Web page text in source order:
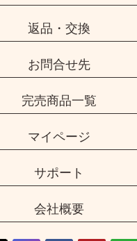
返品・交換
お問合せ先
完売商品一覧
マイページ
サポート
会社概要